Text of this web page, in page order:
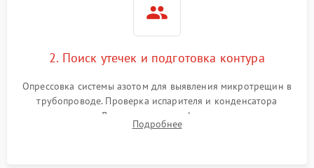
2. Поиск утечек и подготовка контура
Опрессовка системы азотом для выявления микротрещин в
трубопроводе. Проверка испарителя и конденсатора
течеискателем. Демонтаж старого фильтра-осушителя и
продувка капиллярной трубки для устранения засоров.
Подробнее